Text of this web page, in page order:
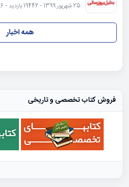
25 شهریور 1399 - 19442 بازدید - 6 نظر
همه اخبار
فروش کتاب تخصصی و تاریخی